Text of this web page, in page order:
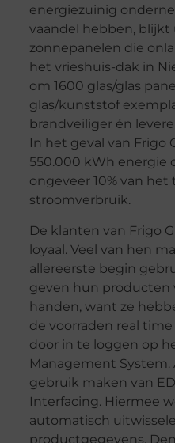
energiezuinig
vaandel hebben, blijkt
zonnepanelen die
het vrieshuis-dak in
om 1600 glas/glas
glas/kunststof
brandveiliger én
In het geval van Frigo
550.000 kWh energie
ongeveer 10% van het
stroomverbruik.
De klanten van Frigo
loyaal. Veel van hen
allereerste begin
geven hun producten
handen, want ze
de voorraden real
door in te loggen op
Management
gebruik maken van
Interfacing. Hiermee
automatisch
productgegevens.